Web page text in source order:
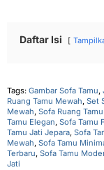
Daftar Isi
Tags: Gambar Sofa Tamu,
Ruang Tamu Mewah, Set
Mewah, Sofa Ruang
Tamu Elegan, Sofa Tamu
Tamu Jati Jepara, Sofa
Mewah, Sofa Tamu
Terbaru, Sofa Tamu
Jati